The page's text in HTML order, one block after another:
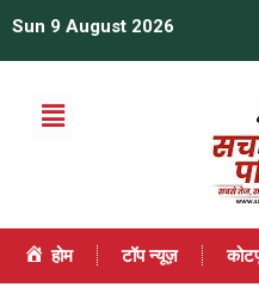
Sun 9 August 2026
होम टॉप न्यूज़